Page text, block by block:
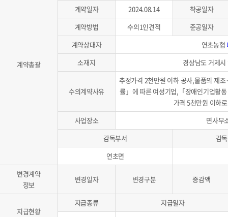
계약총괄
계약일자
2024.08.14
착공일자
계약방법
수의1인견적
준공일자
계약상대자
연초농협
소재지
경상남도 거제
수의계약사유
추정가격 2천만원 이하 공사,물품의 제
률」에 따른 여성기업,「장애인기업활
가격 5천만원 이하
사업장소
면사무
감독부서
감
연초면
변경계약
정보
변경일자 변경구분 증감액
지급현황
지급종류
지급일자